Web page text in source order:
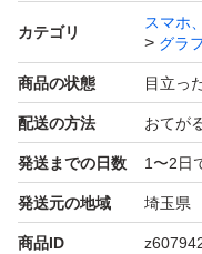
カテゴリ
スマホ
グラ
商品の状態 目立っ
配送の方法 おてが
発送までの日数 1〜2日
発送元の地域 埼玉県
商品ID